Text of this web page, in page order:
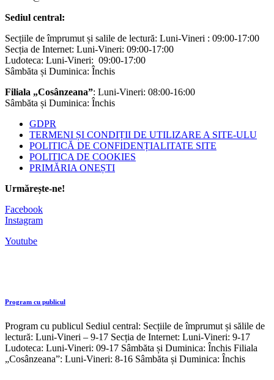
Sediul central:
Secțiile de împrumut și salile de lectură: Luni-Vineri : 09:00-17:00
Secția de Internet: Luni-Vineri: 09:00-17:00
Ludoteca: Luni-Vineri: 09:00-17:00
Sâmbăta și Duminica: Închis
Filiala „Cosânzeana”: Luni-Vineri: 08:00-16:00
Sâmbăta și Duminica: Închis
GDPR
TERMENI ȘI CONDIȚII DE UTILIZARE A SITE-ULU
POLITICĂ DE CONFIDENȚIALITATE SITE
POLITICA DE COOKIES
PRIMĂRIA ONEȘTI
Urmărește-ne!
Facebook
Instagram
Youtube
Program cu publicul
Program cu publicul Sediul central: Secțiile de împrumut și sălile de
lectură: Luni-Vineri – 9-17 Secția de Internet: Luni-Vineri: 9-17
Ludoteca: Luni-Vineri: 09-17 Sâmbăta și Duminica: Închis Filiala
„Cosânzeana”: Luni-Vineri: 8-16 Sâmbăta și Duminica: Închis